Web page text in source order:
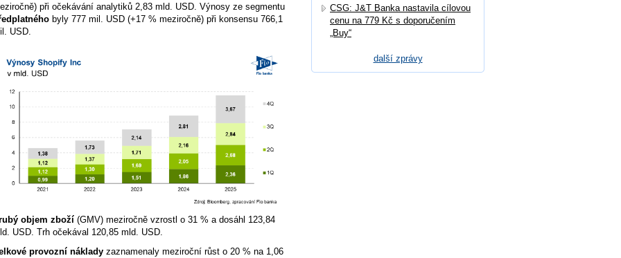
při očekávání analytiků 2,83 mld. USD. Výnosy ze segmentu
byly 777 mil. USD (+17 % meziročně) při konsensu 766,1
USD.
objem zboží (GMV) meziročně vzrostl o 31 % a dosáhl 123,84
USD. Trh očekával 120,85 mld. USD.
provozní náklady zaznamenaly meziroční růst o 20 % na 1,06
CSG: J&T Banka nastavila cílovou
cenu na 779 Kč s doporučením
„Buy“
další zprávy